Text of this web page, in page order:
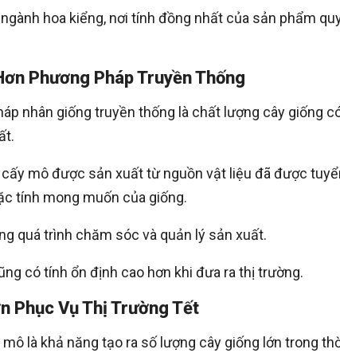
hoa kiểng, nơi tính đồng nhất của sản phẩm
Phương Pháp Truyền Thống
nhân giống truyền thống là chất lượng cây giống
mô được sản xuất từ nguồn vật liệu đã được
tính mong muốn của giống.
quá trình chăm sóc và quản lý sản xuất.
có tính ổn định cao hơn khi đưa ra thị trường.
Phục Vụ Thị Trường Tết
là khả năng tạo ra số lượng cây giống lớn trong